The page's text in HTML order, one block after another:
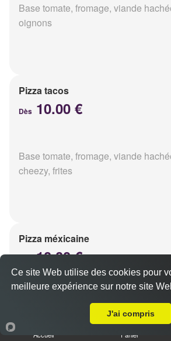
Base tomate, fromage, viande
oignons
Pizza tacos
Dès 10.00 €
Base tomate, fromage, viande
cheezy, frites
Pizza méxicaine
10.00 €
Base sauce barbecue, fromage,
Accueil Panier
Ce site Web utilise des cookies pour
meilleure expérience sur notre site
J'ai compris